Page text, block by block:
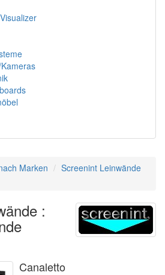
Marken
Screenint Leinwände
:
Canaletto